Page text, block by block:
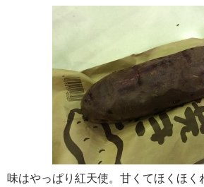
味はやっぱり紅天使。甘くてほくほく